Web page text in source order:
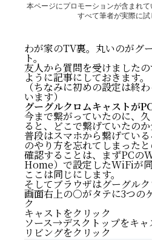
本ページにプロモーションが含まれ
すべて筆者が実際に試
わが家のTV裏。丸いのがグ
ト。
友人から質問を受けました
ように記事にしておきます。
（ちなみに初めの設定は終
います）
グーグルクロムキャストが
今まで繋がっていたのに、
ると、どこで繋げていたの
普段はスマホから繋げてい
のやり方を忘れてしまったと
確認することは、まずPC
Home）で設定したWiFiが同
ここは同じにします。
そしてブラウザはグーグルク
画面右上の○がタテに3つの
ク
キャストをクリック
ソース→デスクトップをキャ
リビングをクリック